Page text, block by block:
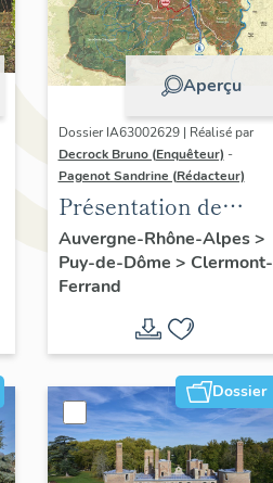
Aperçu
Dossier IA63002629 | Réalisé par
Decrock Bruno (Enquêteur) -
Pagenot Sandrine (Rédacteur)
Présentation de
l'opération
d'inventaire du
patrimoine viticole
du territoire de
Clermont-Auvergne-
Métropole
Auvergne-Rhône-Alpes>
Puy-de-Dôme > Clermont-
Ferrand
Dossier